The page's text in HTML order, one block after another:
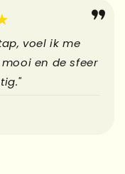
voel ik me
en de sfeer